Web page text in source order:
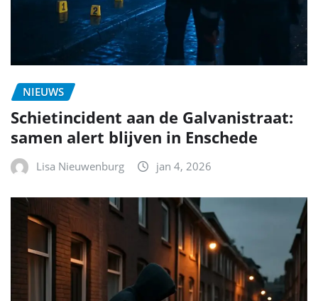
NIEUWS
Schietincident aan de Galvanistraat:
samen alert blijven in Enschede
Lisa Nieuwenburg jan 4, 2026